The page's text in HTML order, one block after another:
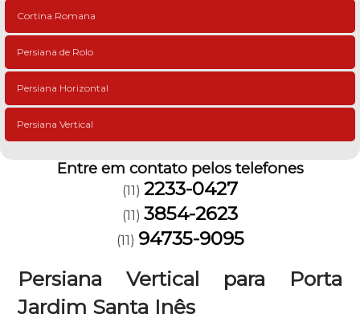
Cortina Romana
Persiana de Rolo
Persiana Horizontal
Persiana Vertical
Entre em contato pelos telefones
(11) 2233-0427
(11) 3854-2623
(11) 94735-9095
Persiana Vertical para Porta
Jardim Santa Inês